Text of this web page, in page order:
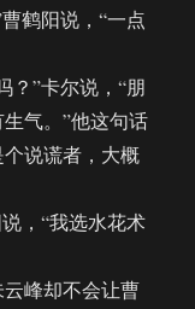
鹤阳说，“一点
”卡尔说，“朋
气。”他这句话
说谎者，大概
，“我选水花术
峰却不会让曹